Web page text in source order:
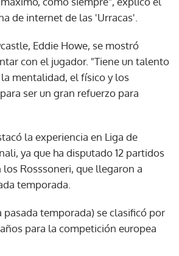
de internet de las 'Urracas'.
Eddie Howe, se mostró
con el jugador. "Tiene un talento
mentalidad, el físico y los
ser un gran refuerzo para
la experiencia en Liga de
ya que ha disputado 12 partidos
Rosssoneri, que llegaron a
temporada.
pasada temporada) se clasificó por
para la competición europea